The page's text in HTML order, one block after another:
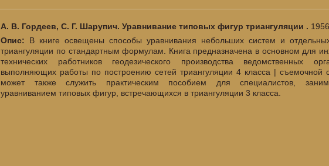
А. В. Гордеев, С. Г. Шарупич. Уравнивание типовых фигур триангуляции .
Опис: В книге освещены способы уравнивания небольших систем и
триангуляции по стандартным формулам. Книга предназначена в основном для
технических работников геодезического производства ведомственных
выполняющих работы по построению сетей триангуляции 4 класса | съемочной
может также служить практическим пособием для специалистов,
уравниванием типовых фигур, встречающихся в триангуляции 3 класса.